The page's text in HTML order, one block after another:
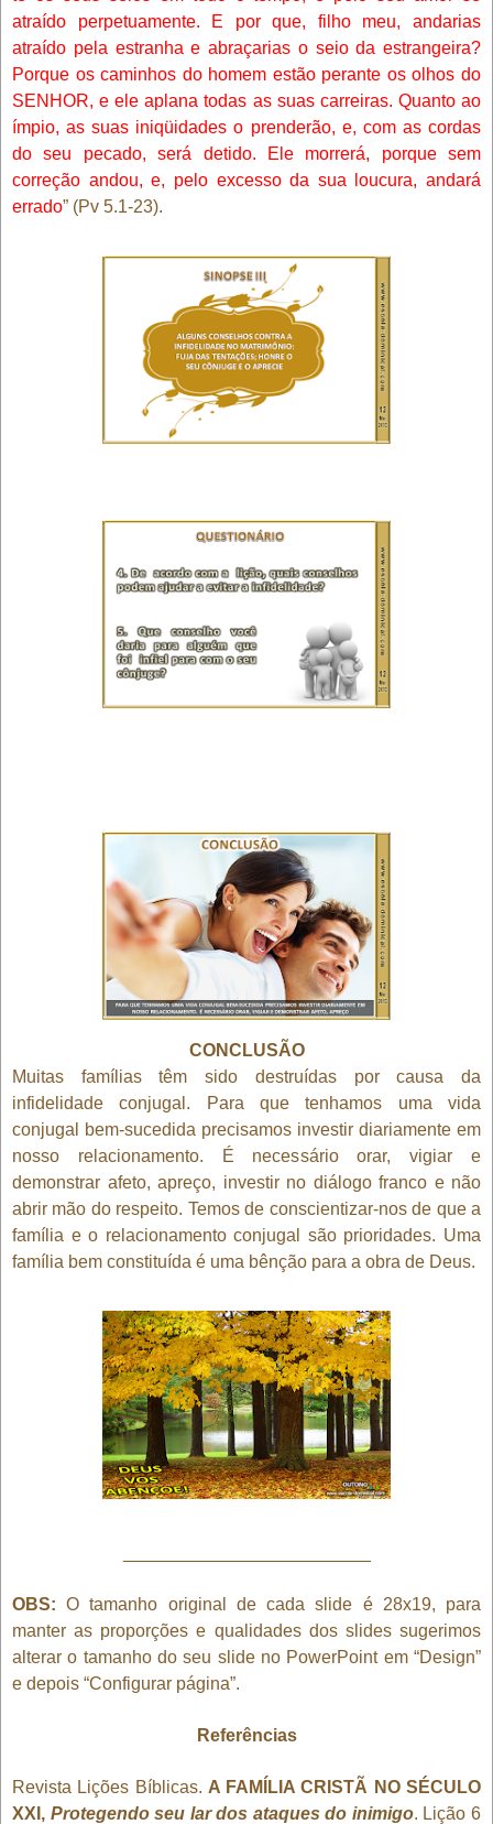
atraído perpetuamente. E por que, filho meu, andarias
atraído pela estranha e abraçarias o seio da estrangeira?
Porque os caminhos do homem estão perante os olhos do
SENHOR, e ele aplana todas as suas carreiras. Quanto ao
ímpio, as suas iniqüidades o prenderão, e, com as cordas
do seu pecado, será detido. Ele morrerá, porque sem
correção andou, e, pelo excesso da sua loucura, andará
errado” (Pv 5.1-23).
CONCLUSÃO
Muitas famílias têm sido destruídas por causa da
infidelidade conjugal. Para que tenhamos uma vida
conjugal bem-sucedida precisamos investir diariamente em
nosso relacionamento. É necessário orar, vigiar e
demonstrar afeto, apreço, investir no diálogo franco e não
abrir mão do respeito. Temos de conscientizar-nos de que a
família e o relacionamento conjugal são prioridades. Uma
família bem constituída é uma bênção para a obra de Deus.
OBS: O tamanho original de cada slide é 28x19, para
manter as proporções e qualidades dos slides sugerimos
alterar o tamanho do seu slide no PowerPoint em “Design”
e depois “Configurar página”.
Referências
Revista Lições Bíblicas. A FAMÍLIA CRISTÃ NO SÉCULO
XXI, Protegendo seu lar dos ataques do inimigo. Lição 6